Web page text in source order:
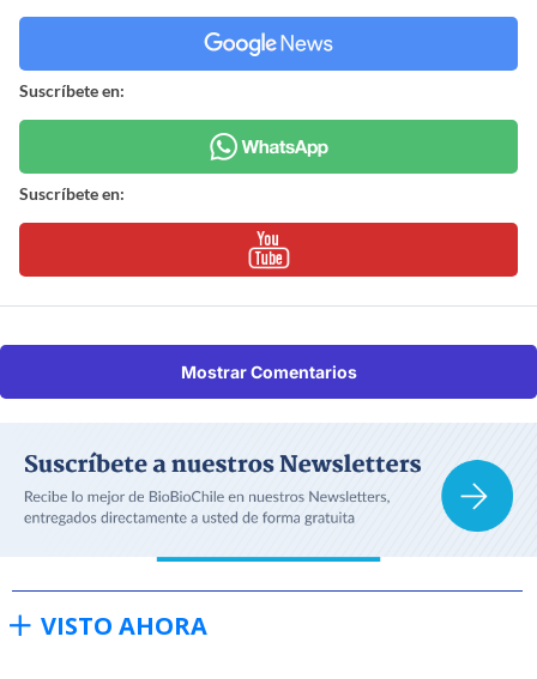
Suscríbete en:
Suscríbete en:
Mostrar Comentarios
VISTO AHORA